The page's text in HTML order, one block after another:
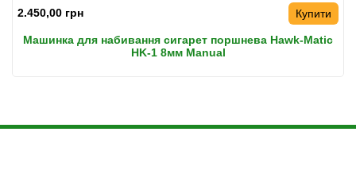
2.450,00 грн Купити
Машинка для набивання сигарет поршнева Hawk-Matic
HK-1 8мм Manual